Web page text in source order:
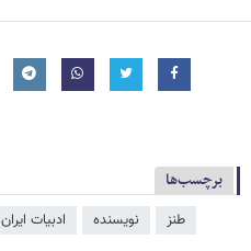
برچسب‌ها
طنز نویسنده ادبیات ایران